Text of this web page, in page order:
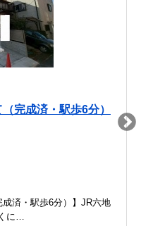
完成済・駅歩6分）
成済・駅歩6分）】JR六地
に…